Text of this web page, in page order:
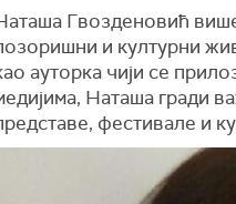
Гвозденовић
и културни
ауторка чији се
Наташа гради
фестивале и